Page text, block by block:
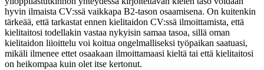
hyvin ilmaista CV:ssä vaikkapa B2-tason osaamisena. On kuitenkin
tärkeää, että tarkastat ennen kielitaidon CV:ssä ilmoittamista, että
kielitaitosi todellakin vastaa nykyisin samaa tasoa, sillä oman
kielitaidon liioittelu voi koitua ongelmalliseksi työpaikan saatuasi,
mikäli ilmenee ettet osaakaan ilmoittamaasi kieltä tai että kielitaitosi
on heikompaa kuin olet itse kertonut.